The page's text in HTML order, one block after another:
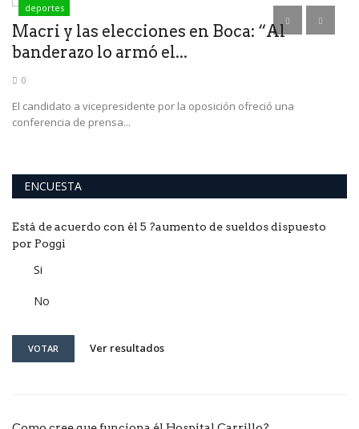
deportes
Macri y las elecciones en Boca: “Al
banderazo lo armó el...
0
El candidato a vicepresidente por la oposición ofreció una
conferencia de prensa...
ENCUESTA
Está de acuerdo con él 5 ?aumento de sueldos dispuesto
por Poggi
Si
No
VOTAR Ver resultados